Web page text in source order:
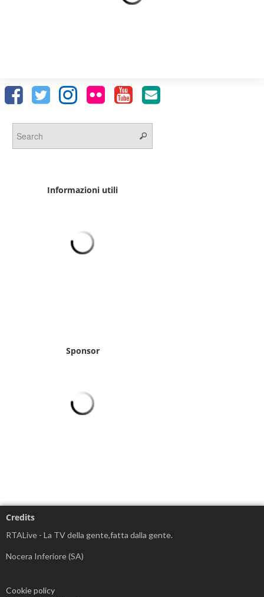
Informazioni utili
Sponsor
Credits
RTALive - La TV della gente,fatta dalla gente.
Nocera Inferiore (SA)
Cookie policy